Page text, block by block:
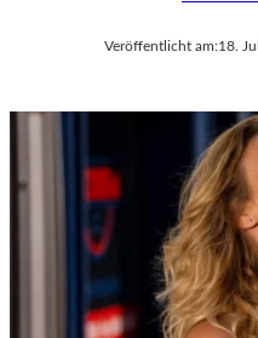
Veröffentlicht am:18.